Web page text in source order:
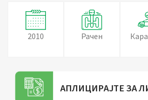
2010 Рачен
АПЛИЦИРАЈТЕ ЗА